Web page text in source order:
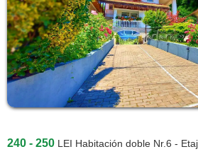
240 - 250 LEI Habitación doble Nr.6 -